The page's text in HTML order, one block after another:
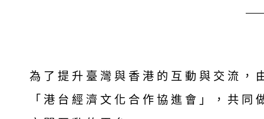
為了提升臺灣與香港的互動與交流，
「港台經濟文化合作協進會」，共